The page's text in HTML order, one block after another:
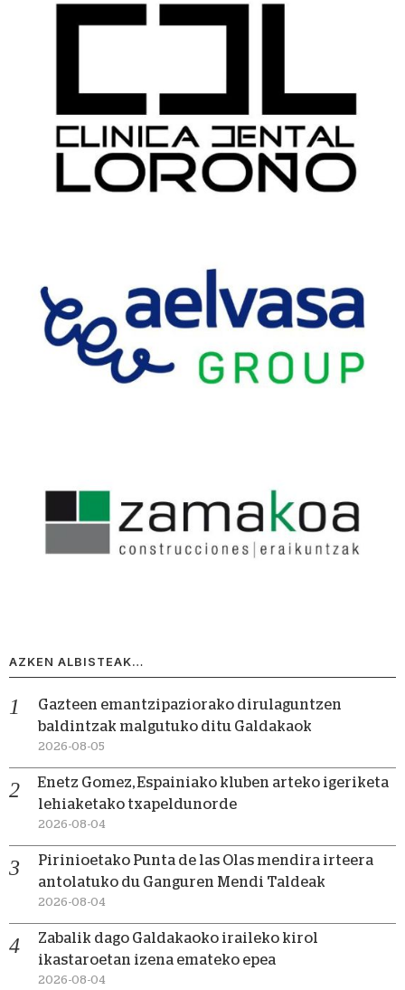
AZKEN ALBISTEAK…
Gazteen emantzipaziorako dirulaguntzen
baldintzak malgutuko ditu Galdakaok
2026-08-05
Enetz Gomez, Espainiako kluben arteko igeriketa
lehiaketako txapeldunorde
2026-08-04
Pirinioetako Punta de las Olas mendira irteera
antolatuko du Ganguren Mendi Taldeak
2026-08-04
Zabalik dago Galdakaoko iraileko kirol
ikastaroetan izena emateko epea
2026-08-04